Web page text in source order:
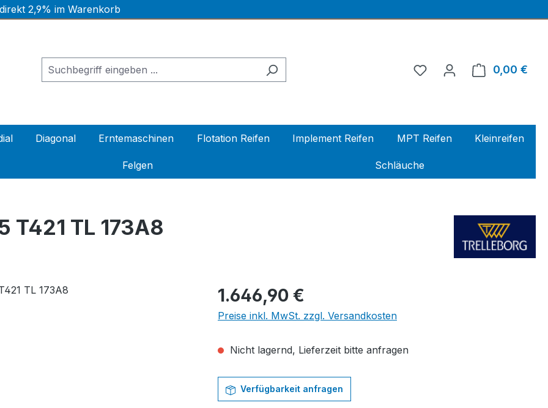
2,9% im Warenkorb
0,00 €
Diagonal Erntemaschinen Flotation Reifen Implement Reifen MPT Reifen Kleinreifen
Felgen Schläuche
T421 TL 173A8
Regulärer Preis:
1.646,90 €
Preise inkl. MwSt. zzgl. Versandkosten
Nicht lagernd, Lieferzeit bitte anfragen
Verfügbarkeit anfragen